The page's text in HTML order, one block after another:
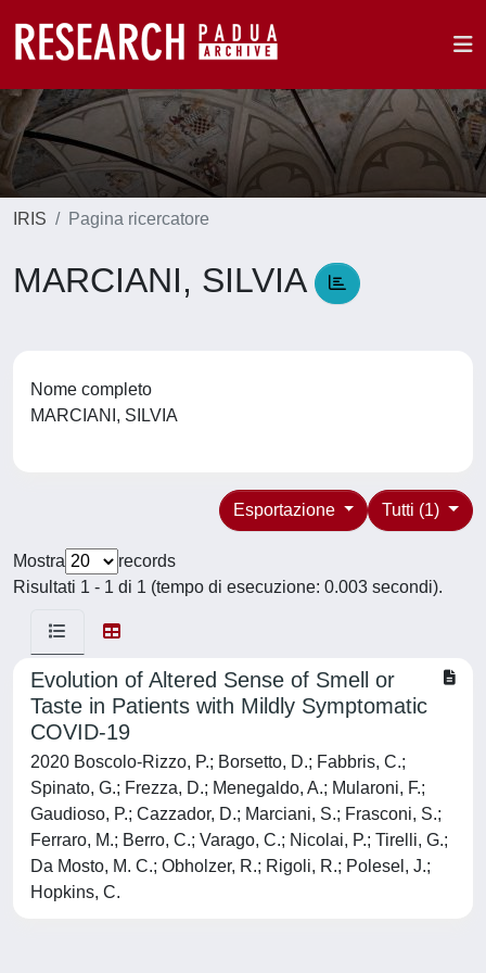
IRIS Pagina ricercatore
MARCIANI, SILVIA
Nome completo
MARCIANI, SILVIA
Tutti (1)
Esportazione
Mostra
records
Risultati 1 - 1 di 1 (tempo di esecuzione: 0.003 secondi).
Evolution of Altered Sense of Smell or
Taste in Patients with Mildly Symptomatic
COVID-19
2020 Boscolo-Rizzo, P.; Borsetto, D.; Fabbris, C.;
Spinato, G.; Frezza, D.; Menegaldo, A.; Mularoni, F.;
Gaudioso, P.; Cazzador, D.; Marciani, S.; Frasconi, S.;
Ferraro, M.; Berro, C.; Varago, C.; Nicolai, P.; Tirelli, G.;
Da Mosto, M. C.; Obholzer, R.; Rigoli, R.; Polesel, J.;
Hopkins, C.